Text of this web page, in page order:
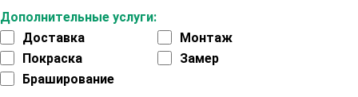
Дополнительные услуги:
Доставка
Монтаж
Покраска
Замер
Браширование